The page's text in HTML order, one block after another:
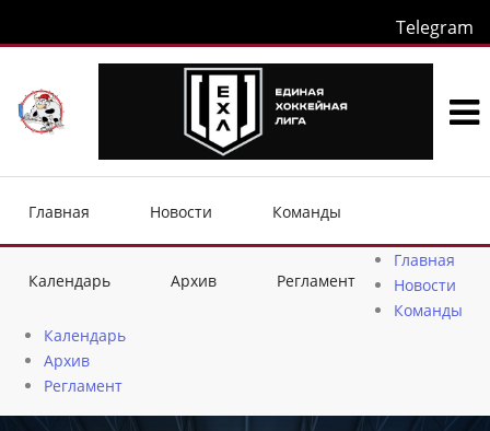
Telegram
Главная Новости Команды
Календарь Архив Регламент
Главная
Новости
Команды
Календарь
Архив
Регламент